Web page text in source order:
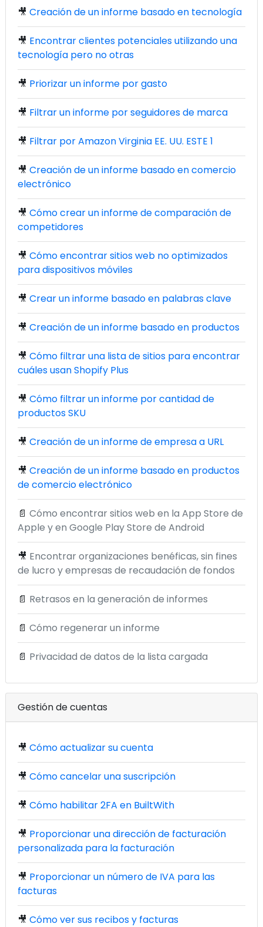
🎥 Creación de un informe basado en tecnología
🎥 Encontrar clientes potenciales utilizando una
tecnología pero no otras
🎥 Priorizar un informe por gasto
🎥 Filtrar un informe por seguidores de marca
🎥 Filtrar por Amazon Virginia EE. UU. ESTE 1
🎥 Creación de un informe basado en comercio
electrónico
🎥 Cómo crear un informe de comparación de
competidores
🎥 Cómo encontrar sitios web no optimizados
para dispositivos móviles
🎥 Crear un informe basado en palabras clave
🎥 Creación de un informe basado en productos
🎥 Cómo filtrar una lista de sitios para encontrar
cuáles usan Shopify Plus
🎥 Cómo filtrar un informe por cantidad de
productos SKU
🎥 Creación de un informe de empresa a URL
🎥 Creación de un informe basado en productos
de comercio electrónico
📄 Cómo encontrar sitios web en la App Store de
Apple y en Google Play Store de Android
🎥 Encontrar organizaciones benéficas, sin fines
de lucro y empresas de recaudación de fondos
📄 Retrasos en la generación de informes
📄 Cómo regenerar un informe
📄 Privacidad de datos de la lista cargada
Gestión de cuentas
🎥 Cómo actualizar su cuenta
🎥 Cómo cancelar una suscripción
🎥 Cómo habilitar 2FA en BuiltWith
🎥 Proporcionar una dirección de facturación
personalizada para la facturación
🎥 Proporcionar un número de IVA para las
facturas
🎥 Cómo ver sus recibos y facturas